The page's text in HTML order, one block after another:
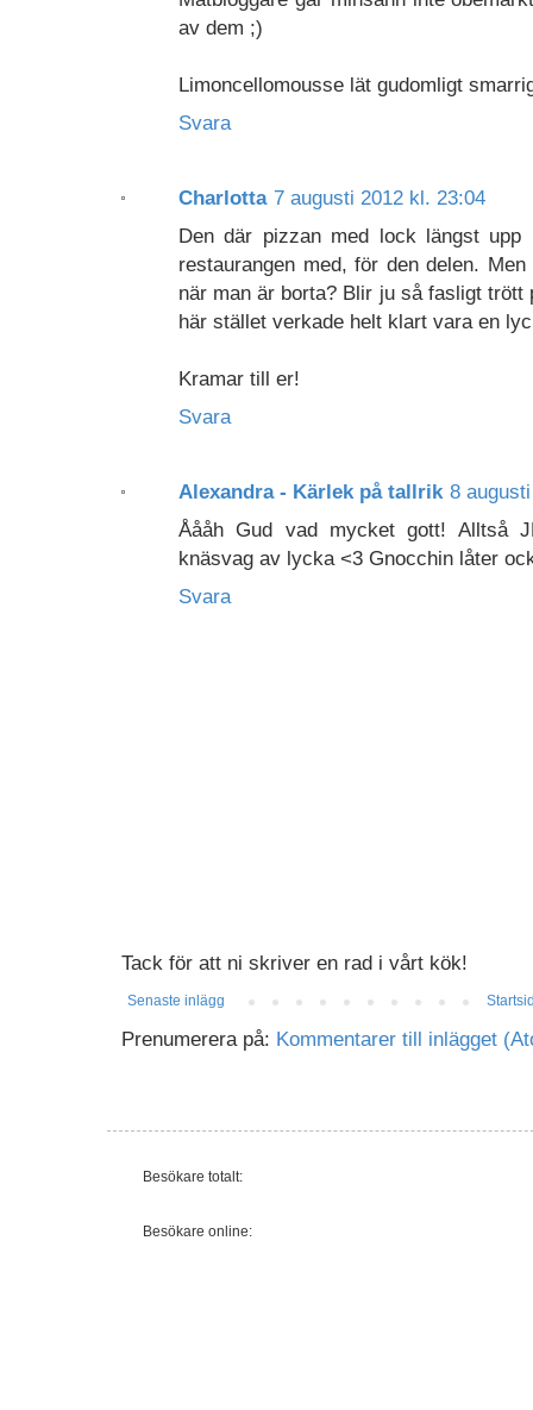
av dem ;)
Limoncellomousse lät gudomligt
Svara
Charlotta 7 augusti 2012 kl. 23:04
Den där pizzan med lock längst
restaurangen med, för den delen.
när man är borta? Blir ju så fasligt
här stället verkade helt klart vara en
Kramar till er!
Svara
Alexandra - Kärlek på tallrik 8
Åååh Gud vad mycket gott! Alltså
knäsvag av lycka <3 Gnocchin låter
Svara
Tack för att ni skriver en rad i vårt kök!
Senaste inlägg
Prenumerera på: Kommentarer till inlägget
Besökare totalt:
Besökare online: